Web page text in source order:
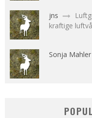
jns
kraftige
Sonja Mahler